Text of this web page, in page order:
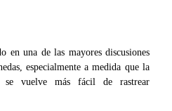
en una de las mayores discusiones
especialmente a medida que la
se vuelve más fácil de rastrear